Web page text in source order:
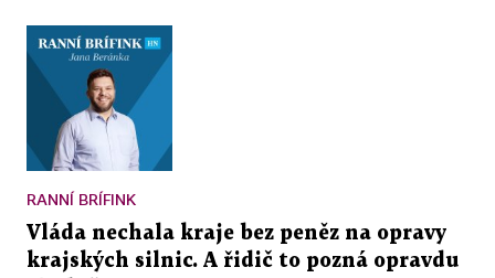
RANNÍ BRÍFINK
Vláda nechala kraje bez peněz na opravy
krajských silnic. A řidič to pozná opravdu